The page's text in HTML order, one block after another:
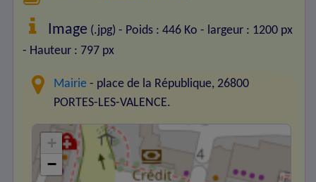
Image (.jpg) - Poids : 446 Ko - largeur : 1200 px
- Hauteur : 797 px
Mairie - place de la République, 26800
PORTES-LES-VALENCE.
+
−